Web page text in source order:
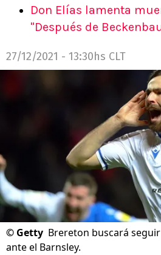
Don Elías lamenta
"Después de
27/12/2021 - 13:30hs CLT
© Getty Brereton buscará
ante el Barnsley.